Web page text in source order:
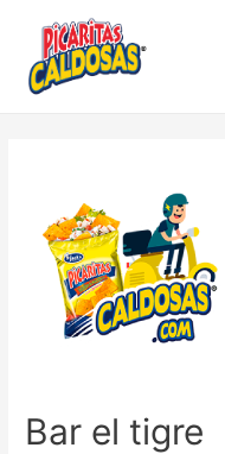
Bar el tigre